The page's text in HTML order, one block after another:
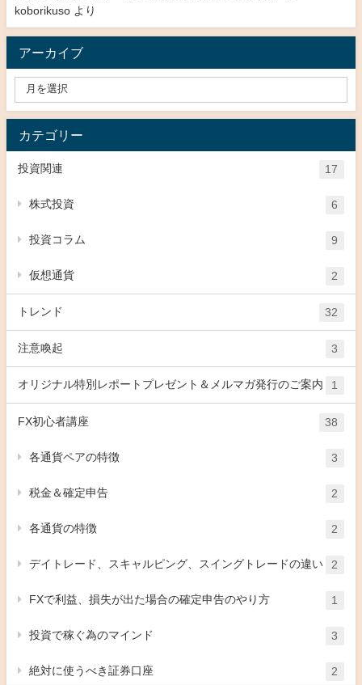
koborikuso より
アーカイブ
カテゴリー
投資関連 17
株式投資 6
投資コラム 9
仮想通貨 2
トレンド 32
注意喚起 3
オリジナル特別レポートプレゼント＆メルマガ発行のご案内 1
FX初心者講座 38
各通貨ペアの特徴 3
税金＆確定申告 2
各通貨の特徴 2
デイトレード、スキャルピング、スイングトレードの違い 2
FXで利益、損失が出た場合の確定申告のやり方 1
投資で稼ぐ為のマインド 3
絶対に使うべき証券口座 2